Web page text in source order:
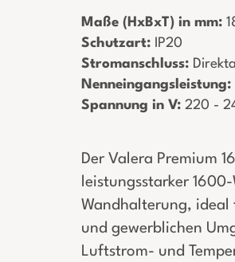
Maße (HxBxT) in mm:
Schutzart: ­ IP20
Stromanschluss:
Nenneingangsleistung:
Spannung in V: 220 -
Der Valera Premium
leistungsstarker
Wandhalterung, ideal
und gewerblichen
Luftstrom- und